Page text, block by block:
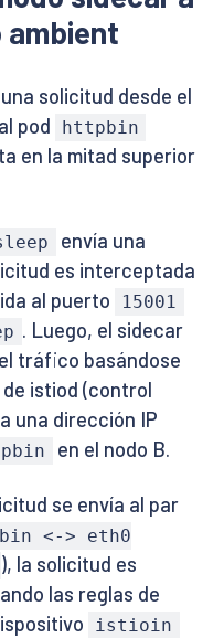
ambient
solicitud desde el
pod httpbin
en la mitad superior
envía una
es interceptada
al puerto
15001
. Luego, el sidecar
tráfico basándose
istiod (control
una dirección IP
en el nodo B.
se envía al par
<-> eth0
), la solicitud es
las reglas de
istioin